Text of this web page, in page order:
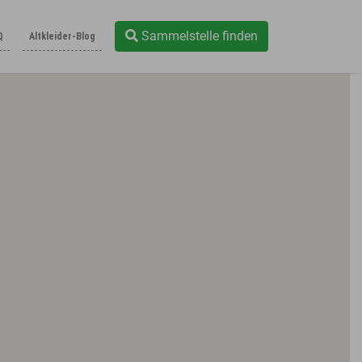
Altkleider-Blog Sammelstelle finden